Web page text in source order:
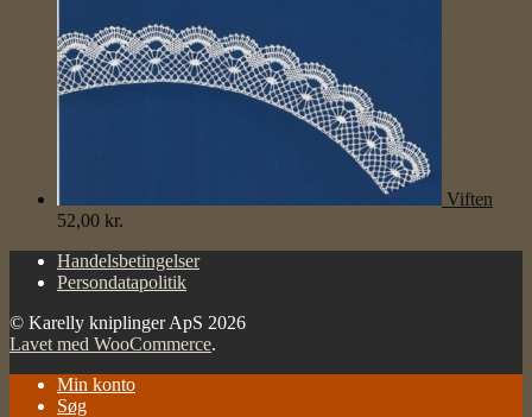
Viften
52,00 kr.
Handelsbetingelser
Persondatapolitik
© Karelly kniplinger ApS 2026
Lavet med WooCommerce.
Min konto
Søg